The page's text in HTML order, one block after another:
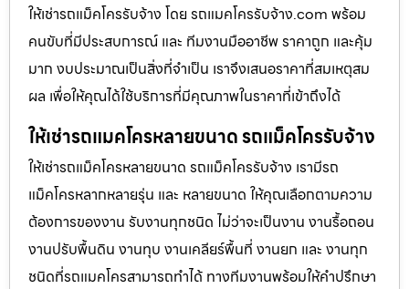
ให้เช่ารถแม็คโครรับจ้าง โดย รถแมคโครรับจ้าง.com พร้อม
คนขับที่มีประสบการณ์ และ ทีมงานมืออาชีพ ราคาถูก และคุ้ม
มาก งบประมาณเป็นสิ่งที่จำเป็น เราจึงเสนอราคาที่สมเหตุสม
ผล เพื่อให้คุณได้ใช้บริการที่มีคุณภาพในราคาที่เข้าถึงได้
ให้เช่ารถแมคโครหลายขนาด รถแม็คโครรับจ้าง
ให้เช่ารถแม็คโครหลายขนาด รถแม็คโครรับจ้าง เรามีรถ
แม็คโครหลากหลายรุ่น และ หลายขนาด ให้คุณเลือกตามความ
ต้องการของงาน รับงานทุกชนิด ไม่ว่าจะเป็นงาน งานรื้อถอน
งานปรับพื้นดิน งานทุบ งานเคลียร์พื้นที่ งานยก และ งานทุก
ชนิดที่รถแมคโครสามารถทำได้ ทางทีมงานพร้อมให้คำปรึกษา